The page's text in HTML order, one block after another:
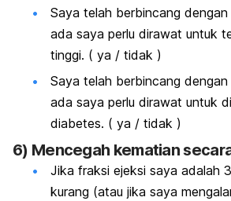
Saya telah berbincang
ada saya perlu dirawat untuk
tinggi. ( ya / tidak )
Saya telah berbincang
ada saya perlu dirawat untuk
diabetes. ( ya / tidak )
6) Mencegah kematian
Jika fraksi ejeksi saya adalah
kurang (atau jika saya